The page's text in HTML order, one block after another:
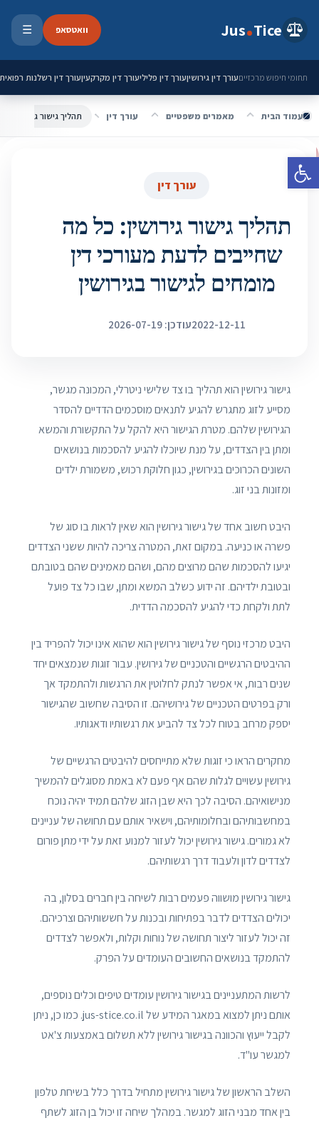
פתח סרגל נגישות
Jus Tice וואטסאפ ☰
תחומי חיפוש מרכזייםעורך דין גירושיןעורך דין פליליעורך דין מקרקעיןעורך דין רשלנות רפואית
עמוד הבית מאמרים משפטיים עורך דין
עורך דין
תהליך גישור גירושין: כל מה
שחייבים לדעת מעורכי דין
מומחים לגישור בגירושין
2022-12-11עודכן: 2026-07-19
גישור גירושין הוא תהליך בו צד שלישי ניטרלי, המכונה מגשר,
מסייע לזוג מתגרש להגיע לתנאים מוסכמים הדדיים להסדר
הגירושין שלהם. מטרת הגישור היא להקל על התקשורת והמשא
ומתן בין הצדדים, על מנת שיוכלו להגיע להסכמות בנושאים
השונים הכרוכים בגירושין, כגון חלוקת רכוש, משמורת ילדים
ומזונות בני זוג.
היבט חשוב אחד של גישור גירושין הוא שאין לראות בו סוג של
פשרה או כניעה. במקום זאת, המטרה צריכה להיות ששני הצדדים
יגיעו להסכמות שהם מרוצים מהם, ושהם מאמינים שהם בטובתם
ובטובת ילדיהם. זה ידוע כשלב המשא ומתן, שבו כל צד פועל
לתת ולקחת כדי להגיע להסכמה הדדית.
היבט מרכזי נוסף של גישור גירושין הוא שהוא אינו יכול להפריד בין
ההיבטים הרגשיים והטכניים של גירושין. עבור זוגות שנמצאים יחד
שנים רבות, אי אפשר לנתק לחלוטין את הרגשות ולהתמקד אך
ורק בפרטים הטכניים של גירושיהם. זו הסיבה שחשוב שהגישור
יספק מרחב בטוח לכל צד להביע את רגשותיו ודאגותיו.
מחקרים הראו כי זוגות שלא מתייחסים להיבטים הרגשיים של
גירושין עשויים לגלות שהם אף פעם לא באמת מסוגלים להמשיך
מנישואיהם. הסיבה לכך היא שבן הזוג שלהם תמיד יהיה נוכח
במחשבותיהם ובחלומותיהם, וישאיר אותם עם תחושה של עניינים
לא גמורים. גישור גירושין יכול לעזור למנוע זאת על ידי מתן פורום
לצדדים לדון ולעבוד דרך רגשותיהם.
גישור גירושין מושווה פעמים רבות לשיחה בין חברים בסלון, בה
יכולים הצדדים לדבר בפתיחות ובכנות על חששותיהם וצרכיהם.
זה יכול לעזור ליצור תחושה של נוחות וקלות, ולאפשר לצדדים
להתמקד בנושאים החשובים העומדים על הפרק.
לרשות המתעניינים בגישור גירושין עומדים טיפים וכלים נוספים,
אותם ניתן למצוא במאגר המידע של jus-stice.co.il. כמו כן, ניתן
לקבל ייעוץ והכוונה בגישור גירושין ללא תשלום באמצעות צ'אט
למגשר עו"ד.
השלב הראשון של גישור גירושין מתחיל בדרך כלל בשיחת טלפון
בין אחד מבני הזוג למגשר. במהלך שיחה זו יכול בן הזוג לשתף